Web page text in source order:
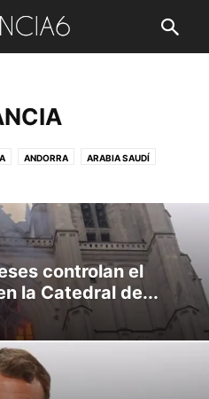
ANDORRA ARABIA SAUDÍ
GRECIA GUATEMALA HOLANDA
MARRUECOS
VENEZUELA ZAGREB
controlan el
la Catedral de...